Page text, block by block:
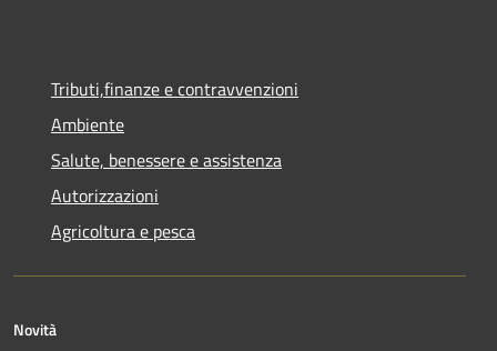
Tributi,finanze e contravvenzioni
Ambiente
Salute, benessere e assistenza
Autorizzazioni
Agricoltura e pesca
Novità